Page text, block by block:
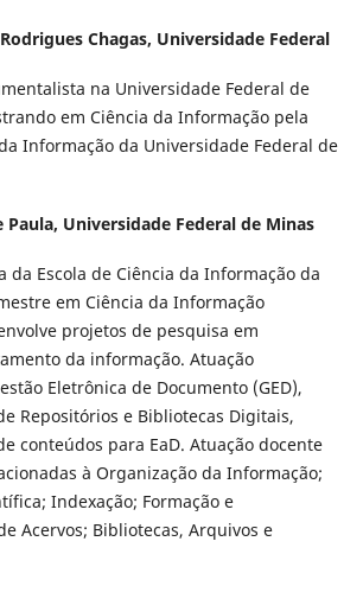
Chagas, Universidade Federal
na Universidade Federal de
em Ciência da Informação pela
Informação da Universidade Federal de
Paula, Universidade Federal de Minas
da Escola de Ciência da Informação da
em Ciência da Informação
projetos de pesquisa em
da informação. Atuação
Eletrônica de Documento (GED),
Repositórios e Bibliotecas Digitais,
conteúdos para EaD. Atuação docente
à Organização da Informação;
Indexação; Formação e
Acervos; Bibliotecas, Arquivos e